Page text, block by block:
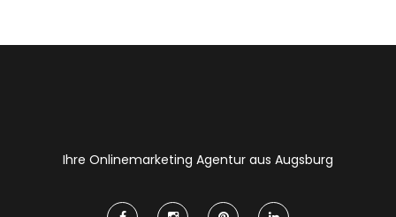
Ihre Onlinemarketing Agentur aus Augsburg